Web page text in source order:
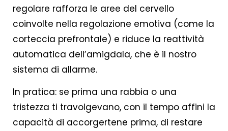
regolare rafforza le aree del cervello
coinvolte nella regolazione emotiva (come la
corteccia prefrontale) e riduce la reattività
automatica dell’amigdala, che è il nostro
sistema di allarme.
In pratica: se prima una rabbia o una
tristezza ti travolgevano, con il tempo affini la
capacità di accorgertene prima, di restare